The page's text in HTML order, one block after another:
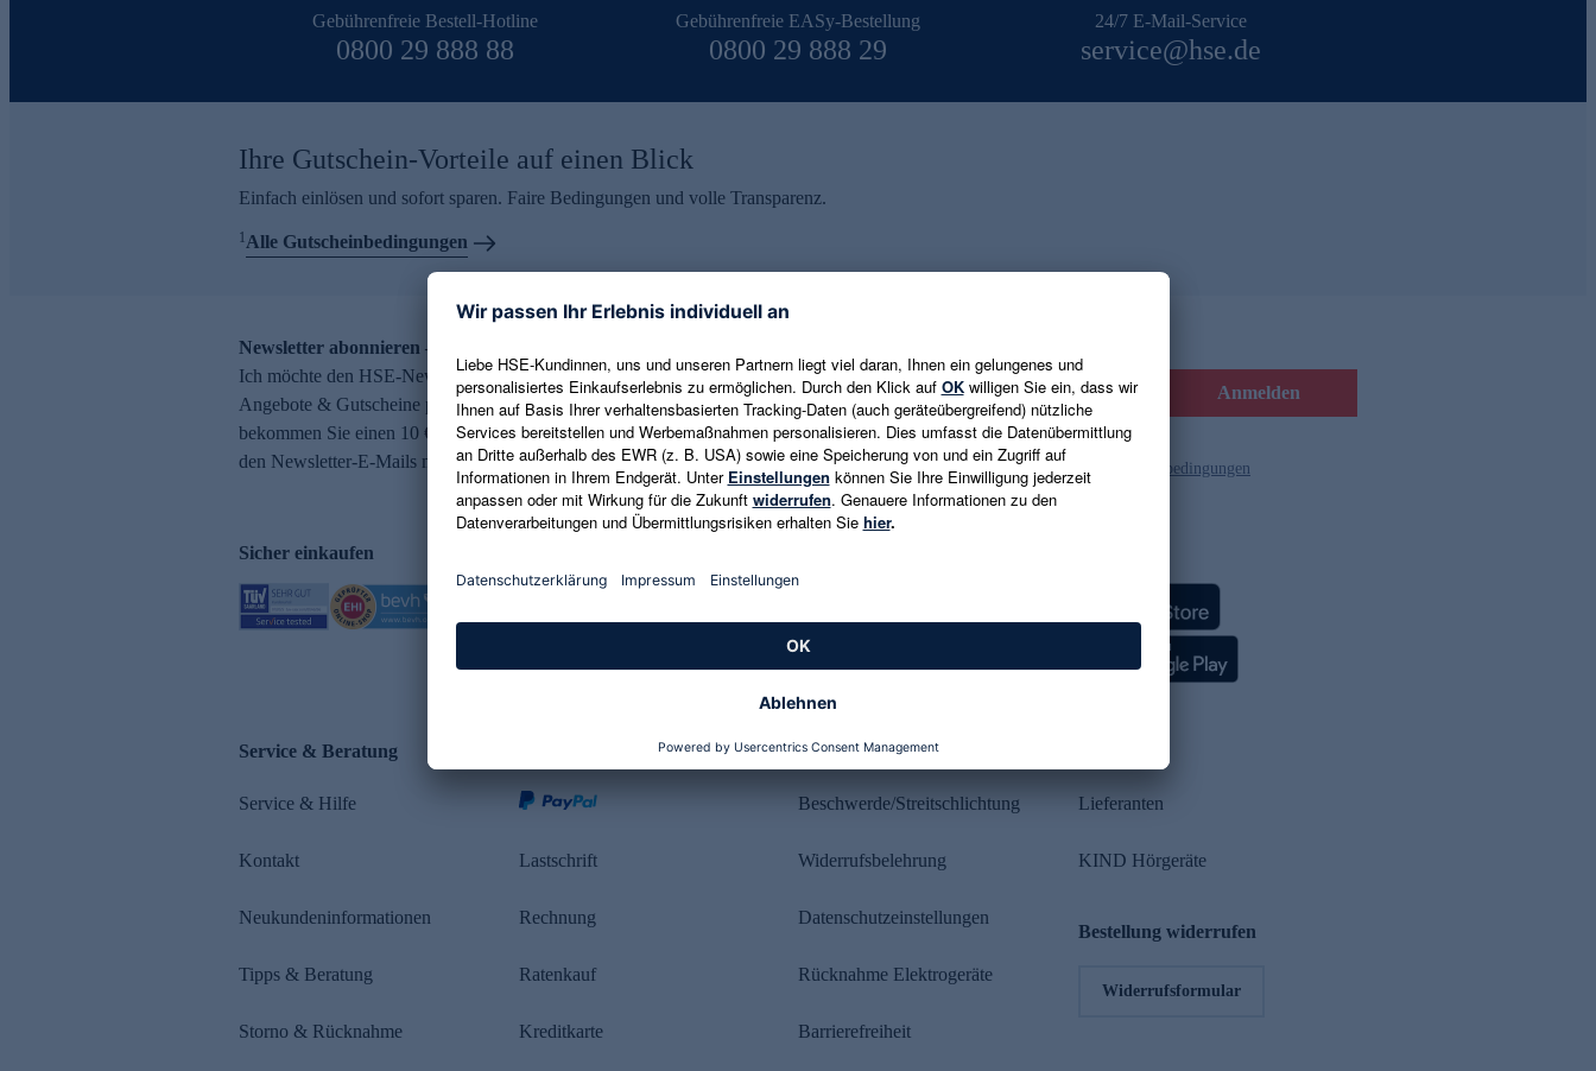
Gebührenfreie Bestell-Hotline
0800 29 888 88
Gebührenfreie EASy-Bestellung
0800 29 888 29
24/7 E-Mail-Service
service@hse.de
Ihre Gutschein-Vorteile auf einen Blick
Einfach einlösen und sofort sparen. Faire Bedingungen und volle Transparenz.
1Alle Gutscheinbedingungen
Newsletter abonnieren – 10 € Gutschein erhalten
Ich möchte den HSE-Newsletter abonnieren und aktuelle Trends,
Angebote & Gutscheine per E-Mail erhalten. Als Dankeschön
bekommen Sie einen 10 € Gutschein. Eine Abmeldung ist jederzeit in
den Newsletter-E-Mails möglich.
E-Mail-Adresse eingeben Anmelden
Es gelten die Datenschutzrichtlinien und die Gutscheinbedingungen
Sicher einkaufen
Service & Beratung
Service & Hilfe
Kontakt
Neukundeninformationen
Tipps & Beratung
Storno & Rücknahme
Lastschrift
Rechnung
Ratenkauf
Kreditkarte
Rechtliches
Beschwerde/Streitschlichtung
Widerrufsbelehrung
Datenschutzeinstellungen
Rücknahme Elektrogeräte
Barrierefreiheit
Lieferanten
KIND Hörgeräte
Bestellung widerrufen
Widerrufsformular